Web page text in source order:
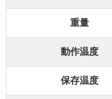
重量
動作温度
保存温度